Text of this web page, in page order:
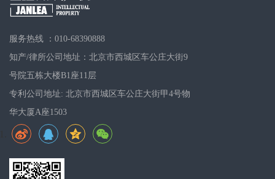
服务热线 ：010-68390888
知产/律所公司地址：北京市西城区车公庄大街9
号院五栋大楼B1座11层
专利公司地址: 北京市西城区车公庄大街甲4号物
华大厦A座1503